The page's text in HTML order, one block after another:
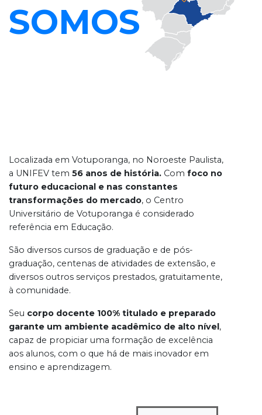
SOMOS
Localizada em Votuporanga, no Noroeste Paulista,
a UNIFEV tem 56 anos de história. Com foco no
futuro educacional e nas constantes
transformações do mercado, o Centro
Universitário de Votuporanga é considerado
referência em Educação.
São diversos cursos de graduação e de pós-
graduação, centenas de atividades de extensão, e
diversos outros serviços prestados, gratuitamente,
à comunidade.
Seu corpo docente 100% titulado e preparado
garante um ambiente acadêmico de alto nível ,
capaz de propiciar uma formação de excelência
aos alunos, com o que há de mais inovador em
ensino e aprendizagem.